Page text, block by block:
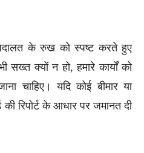
के रुख को स्पष्ट करते हुए
सख्त क्यों न हो, हमारे कार्यों को
चाहिए। यदि कोई बीमार या
रिपोर्ट के आधार पर जमानत दी